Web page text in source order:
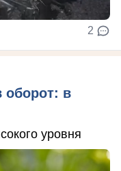
2
оборот: в
уровня